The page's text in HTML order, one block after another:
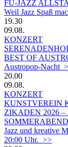
FÜ-JAZZ
Weil Jazz Spaß
19.30
09.08.
KONZERT
BEST OF
Austropop-Nacht
20.00
09.08.
KONZERT
KUNSTVEREIN
ZIKADEN 2026
Jazz und kreative
20:00 Uhr. >>